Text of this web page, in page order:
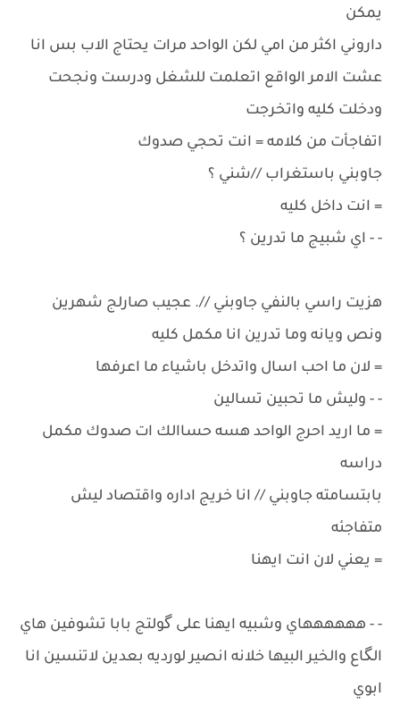
يمكن
داروني اكثر من امي لكن الواحد مرات يحتاج الاب بس انا
عشت الامر الواقع اتعلمت للشغل ودرست ونجحت
ودخلت كليه واتخرجت
اتفاجأت من كلامه = انت تحجي صدوك
جاوبني باستغراب //شني ؟
= انت داخل كليه
- - اي شبيج ما تدرين ؟
هزيت راسي بالنفي جاوبني //. عجيب صارلج شهرين
ونص ويانه وما تدرين انا مكمل كليه
= لان ما احب اسال واتدخل باشياء ما اعرفها
- - وليش ما تحبين تسالين
= ما اريد احرج الواحد هسه حساالك ات صدوك مكمل
دراسه
بابتسامته جاوبني // انا خريج اداره واقتصاد ليش
متفاجئه
= يعني لان انت ايهنا
- - ههههههاي وشبيه ايهنا على گولتج بابا تشوفين هاي
الگاع والخير البيها خلانه انصير لورديه بعدين لاتنسين انا
ابوي